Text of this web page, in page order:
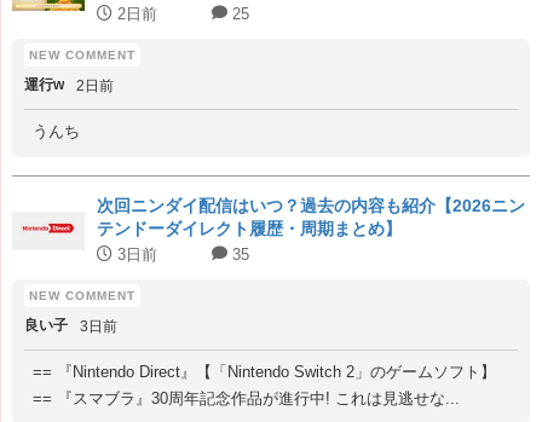
2日前 25
運行w 2日前
うんち
次回ニンダイ配信はいつ？過去の内容も紹介【2026ニン
テンドーダイレクト履歴・周期まとめ】
3日前 35
良い子 3日前
== 『Nintendo Direct』【「Nintendo Switch 2」のゲームソフト】
== 『スマブラ』30周年記念作品が進行中! これは見逃せな...